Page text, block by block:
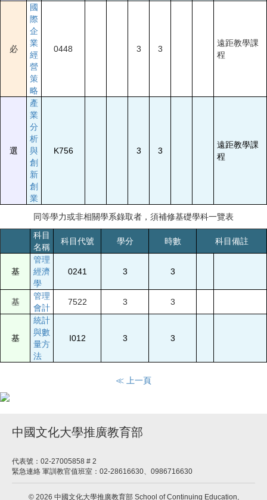
必
國
際
企
業
經
營
策
略
0448 3 3
遠距教學課
程
選
產
業
分
析
與
創
新
創
業
K756 3 3
遠距教學課
程
同等學力或非相關學系錄取者，須補修基礎學科一覽表
科目
名稱
科目代號 學分 時數 科目備註
基
管理
經濟
學
0241 3 3
基
管理
會計
7522 3 3
基
統計
與數
量方
法
I012 3 3
≪ 上一頁
中國文化大學推廣教育部
代表號：02-27005858 # 2
緊急連絡 軍訓教官值班室：02-28616630、0986716630
© 2026 中國文化大學推廣教育部 School of Continuing Education,